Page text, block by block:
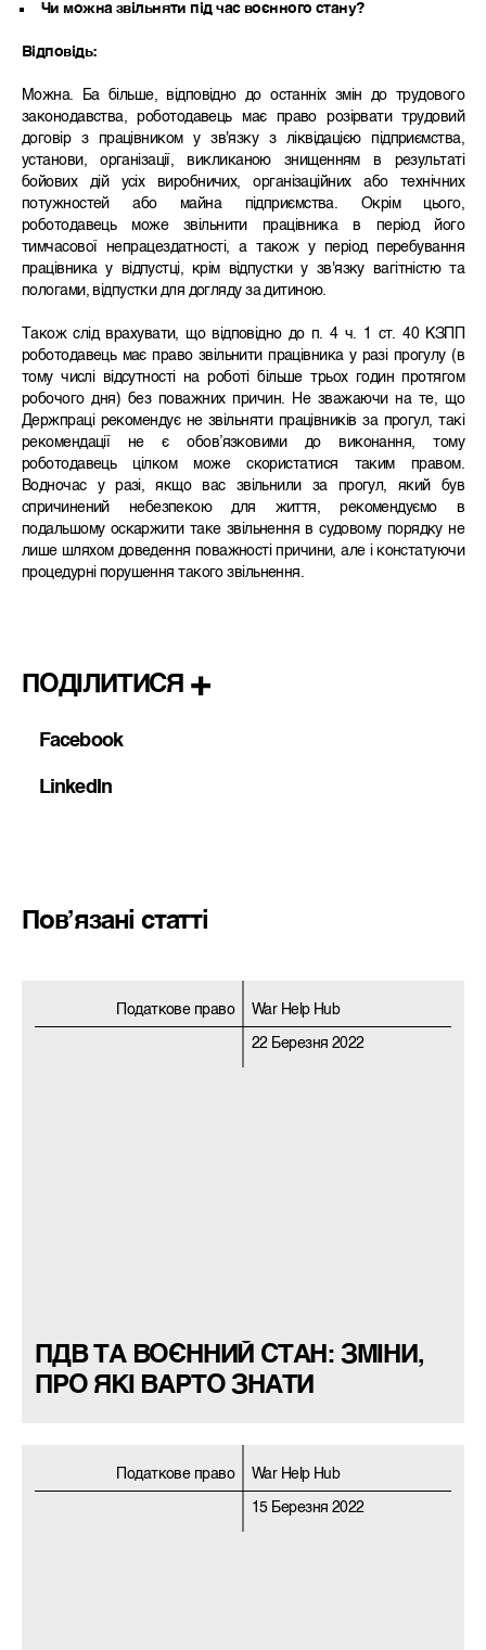
Чи можна звільняти під час воєнного стану?
Відповідь:
Можна. Ба більше, відповідно до останніх змін до трудового
законодавства, роботодавець має право розірвати трудовий
договір з працівником у зв'язку з ліквідацією підприємства,
установи, організації, викликаною знищенням в результаті
бойових дій усіх виробничих, організаційних або технічних
потужностей або майна підприємства. Окрім цього,
роботодавець може звільнити працівника в період його
тимчасової непрацездатності, а також у період перебування
працівника у відпустці, крім відпустки у зв'язку вагітністю та
пологами, відпустки для догляду за дитиною.
Також слід врахувати, що відповідно до п. 4 ч. 1 ст. 40 КЗПП
роботодавець має право звільнити працівника у разі прогулу (в
тому числі відсутності на роботі більше трьох годин протягом
робочого дня) без поважних причин. Не зважаючи на те, що
Держпраці рекомендує не звільняти працівників за прогул, такі
рекомендації не є обовʼязковими до виконання, тому
роботодавець цілком може скористатися таким правом.
Водночас у разі, якщо вас звільнили за прогул, який був
спричинений небезпекою для життя, рекомендуємо в
подальшому оскаржити таке звільнення в судовому порядку не
лише шляхом доведення поважності причини, але і констатуючи
процедурні порушення такого звільнення.
ПОДІЛИТИСЯ
Facebook
LinkedIn
Пов’язані статті
Податкове право War Help Hub
22 Березня 2022
ПДВ ТА ВОЄННИЙ СТАН: ЗМІНИ,
ПРО ЯКІ ВАРТО ЗНАТИ
Податкове право War Help Hub
15 Березня 2022